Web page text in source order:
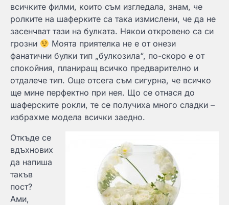
всичките филми, които съм изгледала, знам, че
ролките на шаферките са така измислени, че да не
засенчват тази на булката. Някои откровено са си
грозни
Моята приятелка не е от онези
фанатични булки тип „булкозила“, по-скоро е от
спокойния, планиращ всичко предварително и
отдалече тип. Още отсега съм сигурна, че всичко
ще мине перфектно при нея. Що се отнася до
шаферските рокли, те се получиха много сладки –
избрахме модела всички заедно.
Откъде се
вдъхнових
да напиша
такъв
пост?
Ами,